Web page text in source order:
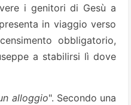
i genitori di Gesù a
in viaggio verso
obbligatorio,
a stabilirsi lì dove
alloggio". Secondo una